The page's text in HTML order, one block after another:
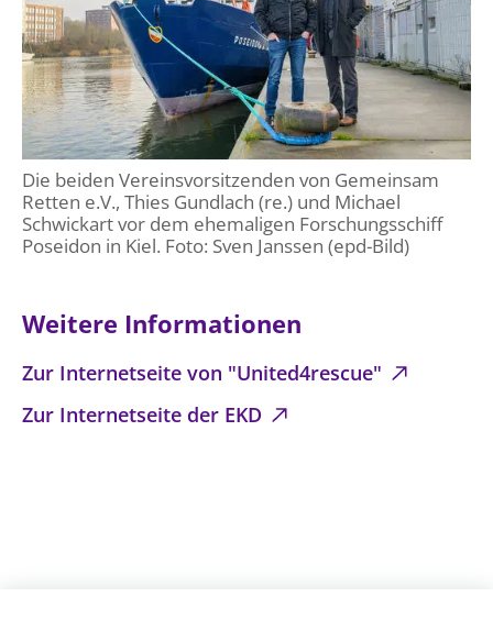
Die beiden Vereinsvorsitzenden von Gemeinsam
Retten e.V., Thies Gundlach (re.) und Michael
Schwickart vor dem ehemaligen Forschungsschiff
Poseidon in Kiel. Foto: Sven Janssen (epd-Bild)
Weitere Informationen
Zur Internetseite von "United4rescue"
Zur Internetseite der EKD